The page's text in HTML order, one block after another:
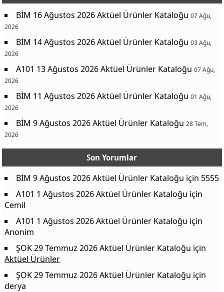
BİM 16 Ağustos 2026 Aktüel Ürünler Kataloğu 07 Ağu,
2026
BİM 14 Ağustos 2026 Aktüel Ürünler Kataloğu 03 Ağu,
2026
A101 13 Ağustos 2026 Aktüel Ürünler Kataloğu 07 Ağu,
2026
BİM 11 Ağustos 2026 Aktüel Ürünler Kataloğu 01 Ağu,
2026
BİM 9 Ağustos 2026 Aktüel Ürünler Kataloğu 28 Tem,
2026
Son Yorumlar
BİM 9 Ağustos 2026 Aktüel Ürünler Kataloğu için 5555
A101 1 Ağustos 2026 Aktüel Ürünler Kataloğu için
Cemil
A101 1 Ağustos 2026 Aktüel Ürünler Kataloğu için
Anonim
ŞOK 29 Temmuz 2026 Aktüel Ürünler Kataloğu için
Aktüel Ürünler
ŞOK 29 Temmuz 2026 Aktüel Ürünler Kataloğu için
derya